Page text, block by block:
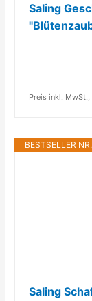
Saling
Preis inkl.
BESTSELLER
Saling